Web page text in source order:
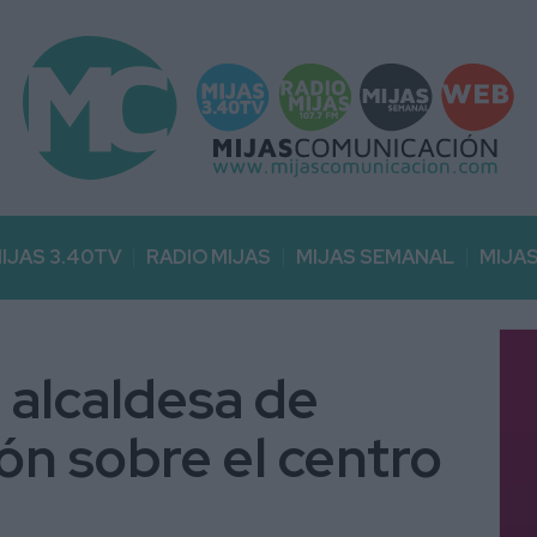
3.40TV RADIO MIJAS MIJAS SEMANAL
alcaldesa de
sobre el centro